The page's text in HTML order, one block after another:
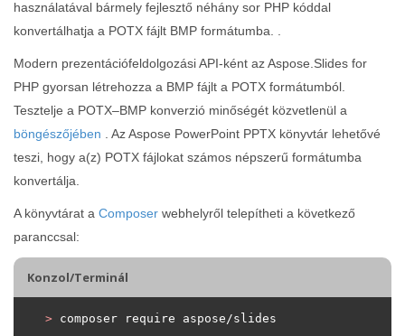
használatával bármely fejlesztő néhány sor PHP kóddal
konvertálhatja a POTX fájlt BMP formátumba. .
Modern prezentációfeldolgozási API-ként az Aspose.Slides for
PHP gyorsan létrehozza a BMP fájlt a POTX formátumból.
Tesztelje a POTX–BMP konverzió minőségét közvetlenül a
böngészőjében . Az Aspose PowerPoint PPTX könyvtár lehetővé
teszi, hogy a(z) POTX fájlokat számos népszerű formátumba
konvertálja.
A könyvtárat a Composer webhelyről telepítheti a következő
paranccsal:
Konzol/Terminál
> composer require aspose/slides